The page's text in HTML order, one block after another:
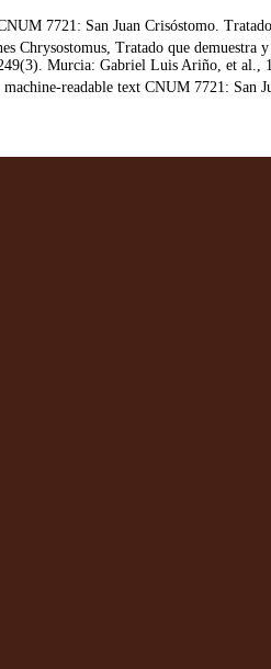
7721: San Juan Crisóstomo.
Chrysostomus, Tratado que
Murcia: Gabriel Luis Ariño, et al.,
readable text CNUM 7721: San